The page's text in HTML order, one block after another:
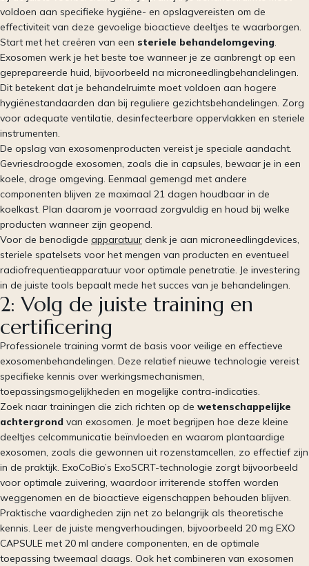
voldoen aan specifieke hygiëne- en opslagvereisten om de
effectiviteit van deze gevoelige bioactieve deeltjes te waarborgen.
Start met het creëren van een steriele behandelomgeving
Exosomen werk je het beste toe wanneer je ze aanbrengt op een
geprepareerde huid, bijvoorbeeld na microneedlingbehandelingen.
Dit betekent dat je behandelruimte moet voldoen aan hogere
hygiënestandaarden dan bij reguliere gezichtsbehandelingen. Zorg
voor adequate ventilatie, desinfecteerbare oppervlakken en steriele
instrumenten.
De opslag van exosomenproducten vereist je speciale aandacht.
Gevriesdroogde exosomen, zoals die in capsules, bewaar je in een
koele, droge omgeving. Eenmaal gemengd met andere
componenten blijven ze maximaal 21 dagen houdbaar in de
koelkast. Plan daarom je voorraad zorgvuldig en houd bij welke
producten wanneer zijn geopend.
Voor de benodigde apparatuur denk je aan microneedlingdevices,
steriele spatelsets voor het mengen van producten en eventueel
radiofrequentieapparatuur voor optimale penetratie. Je investering
in de juiste tools bepaalt mede het succes van je behandelingen.
2: Volg de juiste training en
certificering
Professionele training vormt de basis voor veilige en effectieve
exosomenbehandelingen. Deze relatief nieuwe technologie vereist
specifieke kennis over werkingsmechanismen,
toepassingsmogelijkheden en mogelijke contra-indicaties.
Zoek naar trainingen die zich richten op de wetenschappelijke
achtergrond van exosomen. Je moet begrijpen hoe deze kleine
deeltjes celcommunicatie beïnvloeden en waarom plantaardige
exosomen, zoals die gewonnen uit rozenstamcellen, zo effectief zijn
in de praktijk. ExoCoBio’s ExoSCRT-technologie zorgt bijvoorbeeld
voor optimale zuivering, waardoor irriterende stoffen worden
weggenomen en de bioactieve eigenschappen behouden blijven.
Praktische vaardigheden zijn net zo belangrijk als theoretische
kennis. Leer de juiste mengverhoudingen, bijvoorbeeld 20 mg EXO
CAPSULE met 20 ml andere componenten, en de optimale
toepassing tweemaal daags. Ook het combineren van exosomen